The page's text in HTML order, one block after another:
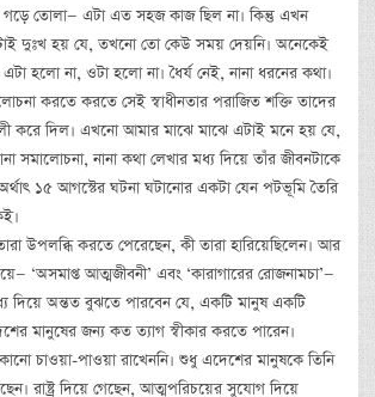
গড়ে তোলা— এটা এত সহজ কাজ ছিল না। কিন্তু এখন
দুঃখ হয় যে, তখনো তো কেউ সময় দেয়নি। অনেকেই
হলো না, ওটা হলো না। ধৈর্য নেই, নানা ধরনের কথা।
করতে করতে সেই স্বাধীনতার পরাজিত শক্তি তাদের
করে দিল। এখনো আমার মাঝে মাঝে এটাই মনে হয় যে,
সমালোচনা, নানা কথা লেখার মধ্য দিয়ে তাঁর জীবনটাকে
১৫ আগস্টের ঘটনা ঘটানোর একটা যেন পটভূমি তৈরি
উপলব্ধি করতে পেরেছেন, কী তারা হারিয়েছিলেন। আর
‘অসমাপ্ত আত্মজীবনী’ এবং ‘কারাগারের রোজনামচা’—
দিয়ে অন্তত বুঝতে পারবেন যে, একটি মানুষ একটি
মানুষের জন্য কত ত্যাগ স্বীকার করতে পারেন।
চাওয়া-পাওয়া রাখেননি। শুধু এদেশের মানুষকে তিনি
রাষ্ট্র দিয়ে গেছেন, আত্মপরিচয়ের সুযোগ দিয়ে